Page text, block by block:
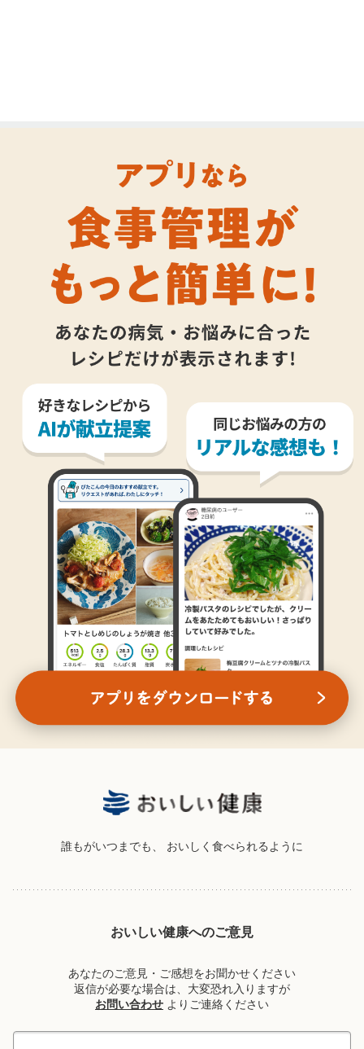
誰もがいつまでも、 おいしく食べられるように
おいしい健康へのご意見
あなたのご意見・ご感想をお聞かせください
返信が必要な場合は、大変恐れ入りますが
お問い合わせ よりご連絡ください